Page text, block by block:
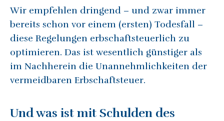
Wir empfehlen dringend – und zwar immer
bereits schon vor einem (ersten) Todesfall –
diese Regelungen erbschaftsteuerlich zu
optimieren. Das ist wesentlich günstiger als
im Nachherein die Unannehmlichkeiten der
vermeidbaren Erbschaftsteuer.
Und was ist mit Schulden des